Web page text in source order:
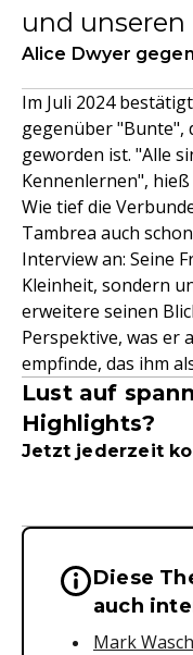
und
Alice Dwyer
Im Juli 2024
gegenüber "Bunte",
geworden ist. "Alle
Kennenlernen",
Wie tief die
Tambrea auch
Interview an: Seine
Kleinheit, sondern
erweitere seinen
Perspektive, was er
empfinde, das ihm
Lust auf
Highlights?
Jetzt jederzeit
Wichtige
Diese
auch
Mark